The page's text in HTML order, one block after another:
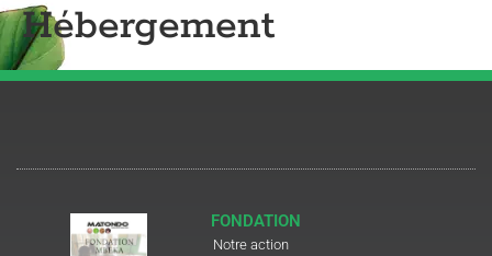
Hébergement
FONDATION
Notre action